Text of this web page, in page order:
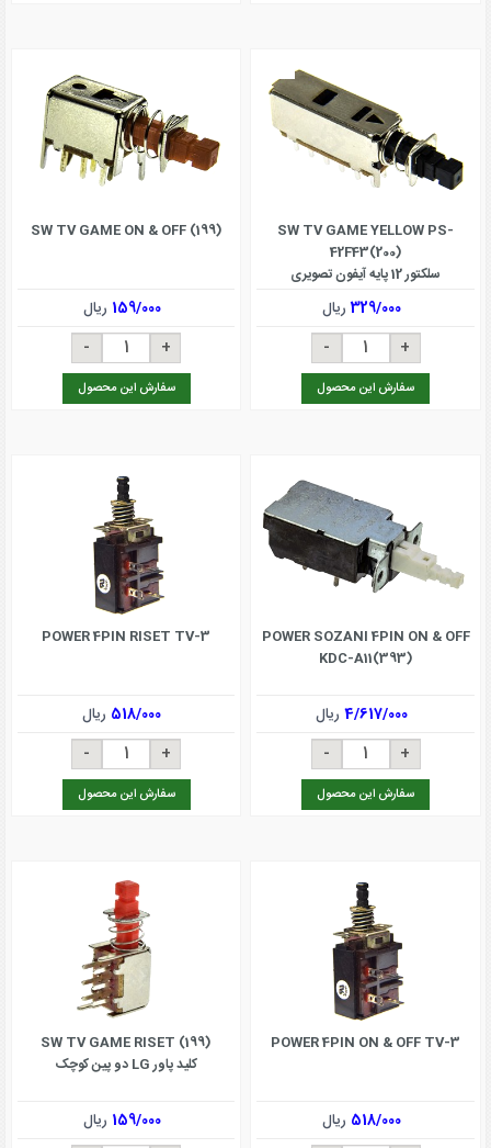
SW TV GAME YELLOW PS-
42F43(200)
سلکتور 12 پایه آیفون تصویری
329/000ریال
سفارش این محصول
SW TV GAME ON & OFF (199)
159/000 ریال
سفارش این محصول
POWER SOZANI 4PIN ON & OFF
KDC-A11(393)
4/617/000 ریال
سفارش این محصول
POWER 4PIN RISET TV-3
518/000 ریال
سفارش این محصول
POWER 4PIN ON & OFF TV-3
518/000 ریال
SW TV GAME RISET (199)
کلید پاور LG دو پین کوچک
159/000 ریال